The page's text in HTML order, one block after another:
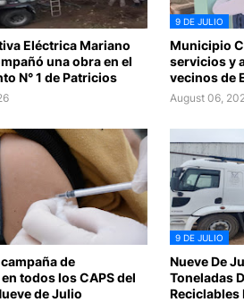
Eléctrica Mariano
una obra en el
N° 1 de Patricios
9 DE JULIO
Municipio
servicios y
vecinos de
August 06,
de
todos los CAPS del
de Julio
9 DE JULIO
Nueve De
Toneladas
Reciclables